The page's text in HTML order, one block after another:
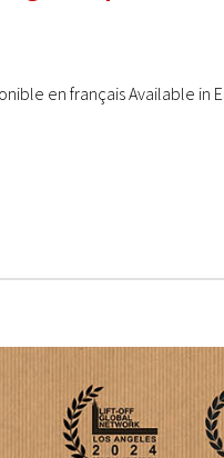
en français Available